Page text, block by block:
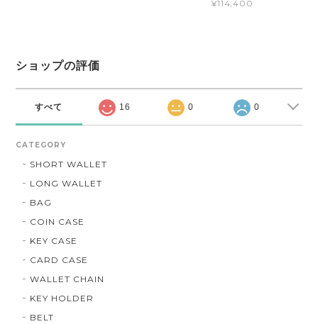
¥114,400
ショップの評価
すべて 16 0 0
CATEGORY
SHORT WALLET
LONG WALLET
BAG
COIN CASE
KEY CASE
CARD CASE
WALLET CHAIN
KEY HOLDER
BELT